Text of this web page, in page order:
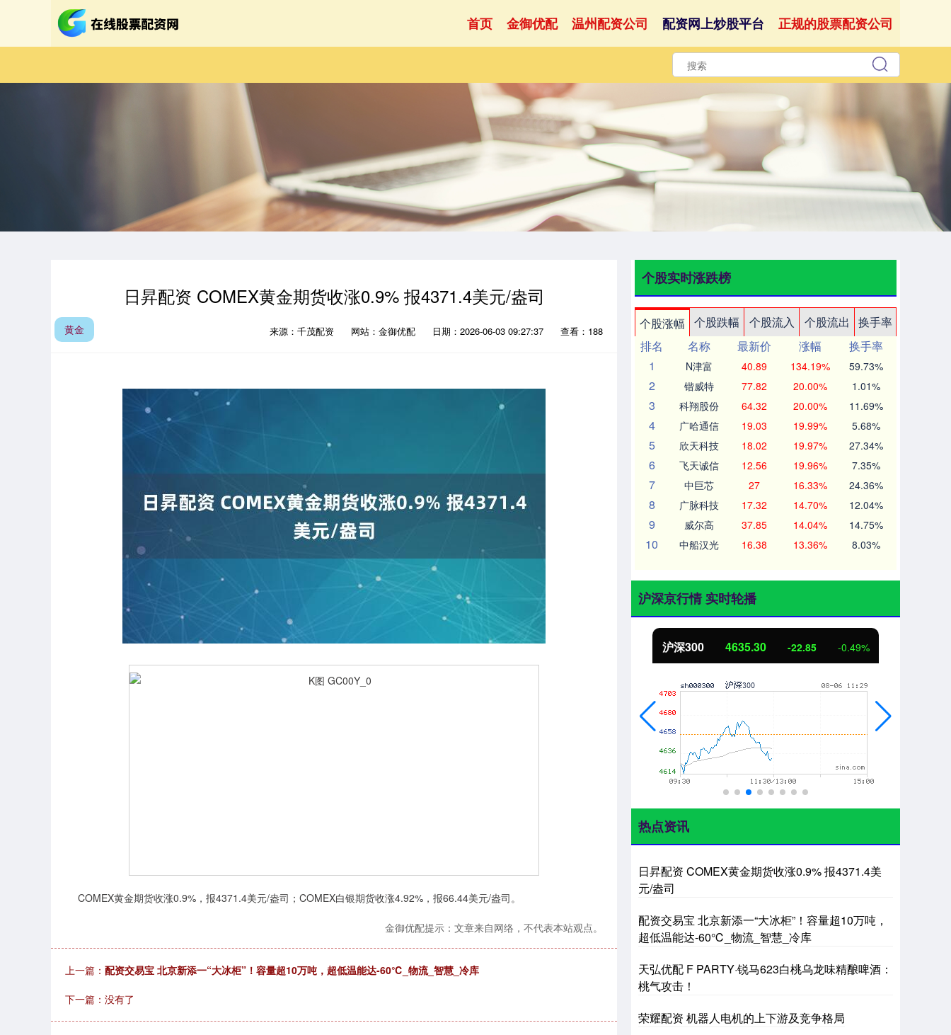
首页 金御优配 温州配资公司 配资网上炒股平台 正规的股票配资公司
日昇配资 COMEX黄金期货收涨0.9% 报4371.4美元/盎司
黄金 来源：千茂配资 网站：金御优配 日期：2026-06-03 09:27:37 查看：188
COMEX黄金期货收涨0.9%，报4371.4美元/盎司；COMEX白银期货收涨4.92%，报66.44美元/盎司。
金御优配提示：文章来自网络，不代表本站观点。
上一篇： 配资交易宝 北京新添一“大冰柜”！容量超10万吨，超低温能达-60℃_物流_智慧_冷库
下一篇：没有了
个股实时涨跌榜
个股涨幅 个股跌幅 个股流入 个股流出
换手率
排名
名称 最新价 涨幅
换手率
1
N津富 40.89 134.19% 59.73%
2 锴威特 77.82 20.00% 1.01%
3 科翔股份 64.32 20.00% 11.69%
4 广哈通信 19.03 19.99% 5.68%
5 欣天科技 18.02 19.97% 27.34%
6 飞天诚信 12.56 19.96% 7.35%
7 中巨芯 27 16.33% 24.36%
8 广脉科技 17.32 14.70% 12.04%
9 威尔高 37.85 14.04% 14.75%
10 中船汉光 16.38 13.36% 8.03%
沪深京行情 实时轮播
上证指数 3876.99 -1.44 -0.04% 深证成指 14058.11 -86.09 沪深300 4635.30 -22.85 -0.49%
热点资讯
日昇配资 COMEX黄金期货收涨0.9% 报4371.4美
元/盎司
配资交易宝 北京新添一“大冰柜”！容量超10万吨，
超低温能达-60℃_物流_智慧_冷库
天弘优配 F PARTY·锐马623白桃乌龙味精酿啤酒：
桃气攻击！
荣耀配资 机器人电机的上下游及竞争格局